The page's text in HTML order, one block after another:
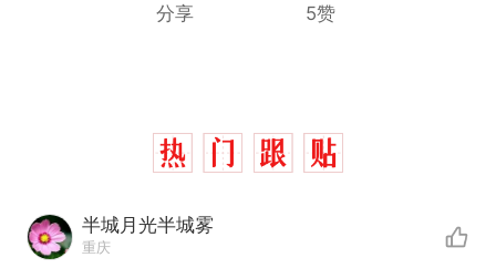
分享 5赞
半城月光半城雾
重庆